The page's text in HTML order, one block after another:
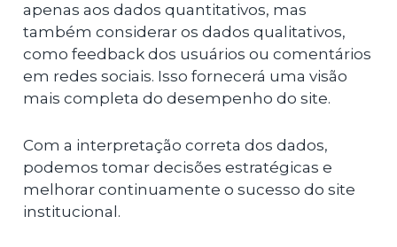
apenas aos dados quantitativos, mas
também considerar os dados qualitativos,
como feedback dos usuários ou comentários
em redes sociais. Isso fornecerá uma visão
mais completa do desempenho do site.
Com a interpretação correta dos dados,
podemos tomar decisões estratégicas e
melhorar continuamente o sucesso do site
institucional.